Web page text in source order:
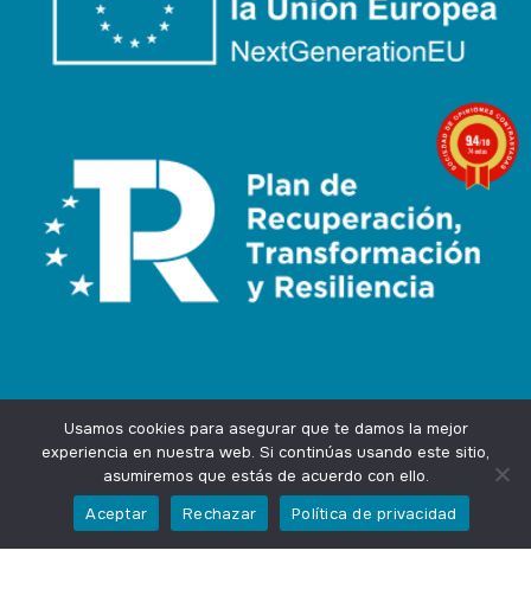
Design byAgencia Marketing OnlineIngenium.Marketing
Privacidad
Usamos cookies para asegurar que te damos la mejor
experiencia en nuestra web. Si continúas usando este sitio,
asumiremos que estás de acuerdo con ello.
Aceptar
Rechazar Política de privacidad
9.4/10
74 notas